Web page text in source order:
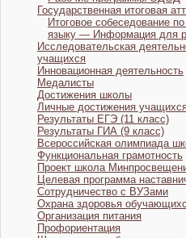
Государственная итоговая
Итоговое собеседование
языку — Информация для
Исследовательская
учащихся
Инновационная деятельность
Медалисты
Достижения школы
Личные достижения
Результаты ЕГЭ (11 класс)
Результаты ГИА (9 класс)
Всероссийская олимпиада
Функциональная грамотность
Проект школа
Целевая программа
Сотрудничество с ВУЗами
Охрана здоровья
Организация питания
Профориентация